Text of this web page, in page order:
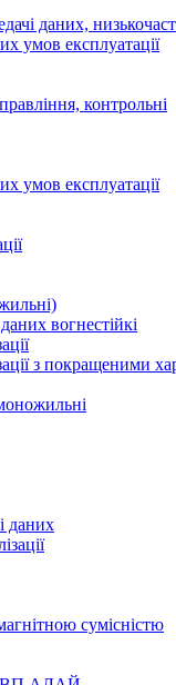
даних,
умов експлуатації
контрольні
умов експлуатації
вогнестійкі
з покращеними
даних
сумісністю